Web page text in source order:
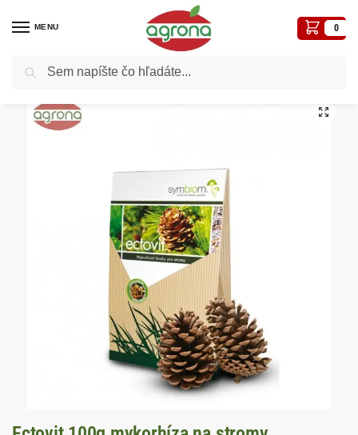
MENU 0
Domov Hnojivá / Hnojivá biologické / Ectovit 100g mykorhíza na stromy